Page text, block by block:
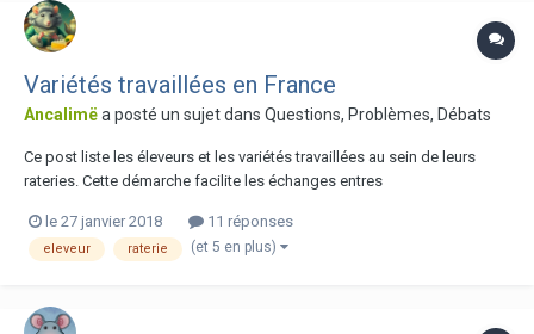
Variétés travaillées en France
Ancalimëa posté un sujet dans Questions, Problèmes, Débats
Ce post liste les éleveurs et les variétés travaillées au sein de leurs
rateries. Cette démarche facilite les échanges entres
monitorer les types disponibles en France. Si vous souhaitez être
ajouté à la liste, merci...
le 27 janvier 2018 11 réponses
eleveur raterie (et 5 en plus)